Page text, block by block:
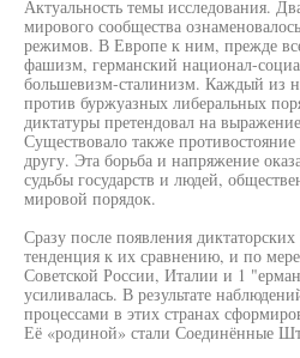
Актуальность темы исследования.
мирового сообщества
режимов. В Европе к ним, прежде
фашизм, германский национал-
большевизм-сталинизм. Каждый из
против буржуазных либеральных
диктатуры претендовал на
Существовало также
другу. Эта борьба и напряжение
судьбы государств и людей,
мировой порядок.
Сразу после появления
тенденция к их сравнению, и по
Советской России, Италии и 1
усиливалась. В результате
процессами в этих странах
Её «родиной» стали Соединённые